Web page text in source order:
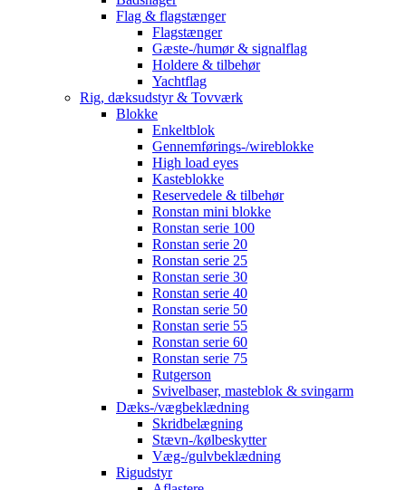
Flag & flagstænger
Flagstænger
Gæste-/humør & signalflag
Holdere & tilbehør
Yachtflag
Rig, dæksudstyr & Tovværk
Blokke
Enkeltblok
Gennemførings-/wireblokke
High load eyes
Kasteblokke
Reservedele & tilbehør
Ronstan mini blokke
Ronstan serie 100
Ronstan serie 20
Ronstan serie 25
Ronstan serie 30
Ronstan serie 40
Ronstan serie 50
Ronstan serie 55
Ronstan serie 60
Ronstan serie 75
Rutgerson
Svivelbaser, masteblok & svingarm
Dæks-/vægbeklædning
Skridbelægning
Stævn-/kølbeskytter
Væg-/gulvbeklædning
Rigudstyr